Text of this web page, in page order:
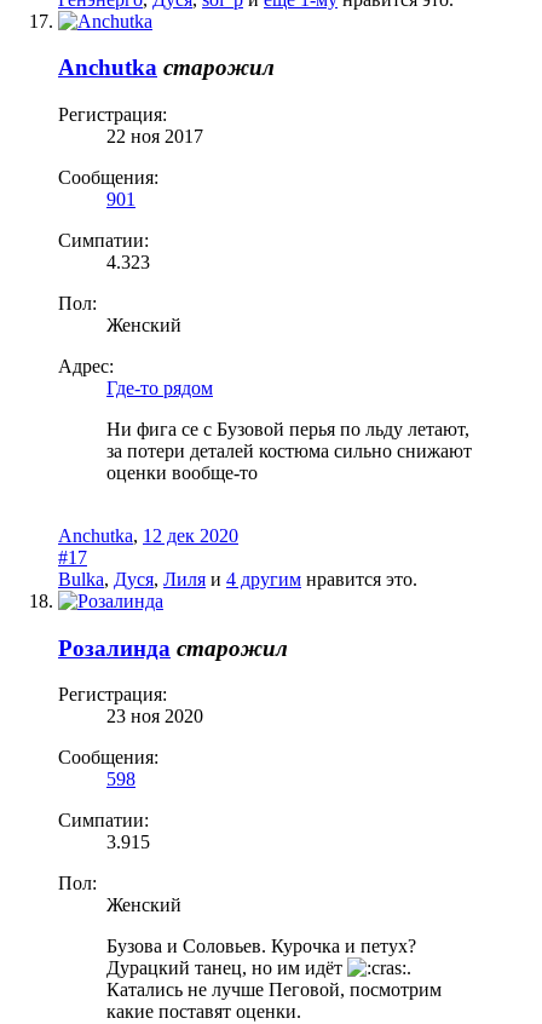
Anchutka старожил
Регистрация:
22 ноя 2017
Сообщения:
901
Симпатии:
4.323
Пол:
Женский
Адрес:
Где-то рядом
Ни фига се с Бузовой перья по льду летают,
за потери деталей костюма сильно снижают
оценки вообще-то
Anchutka, 12 дек 2020
#17
Bulka, Дуся, Лиля и 4 другим нравится это.
Розалинда старожил
Регистрация:
23 ноя 2020
Сообщения:
598
Симпатии:
3.915
Пол:
Женский
Бузова и Соловьев. Курочка и петух?
Дурацкий танец, но им идёт
.
Катались не лучше Пеговой, посмотрим
какие поставят оценки.